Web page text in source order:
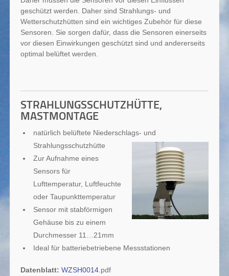
geschützt werden. Daher sind Strahlungs- und
Wetterschutzhütten sind ein wichtiges Zubehör für diese
Sensoren. Sie sorgen dafür, dass die Sensoren einerseits
vor diesen Einwirkungen geschützt sind und andererseits
optimal belüftet werden.
STRAHLUNGSSCHUTZHÜTTE,
MASTMONTAGE
natürlich belüftete Niederschlags- und
Strahlungsschutzhütte
Zur Aufnahme eines
Sensors für
Lufttemperatur, Luftfeuchte
oder Taupunkttemperatur
Sensor mit stabförmigen
Gehäuse bis zu einem
Durchmesser 11…21mm
Ideal für batteriebetriebene Messstationen
Datenblatt: WZSH0014.pdf